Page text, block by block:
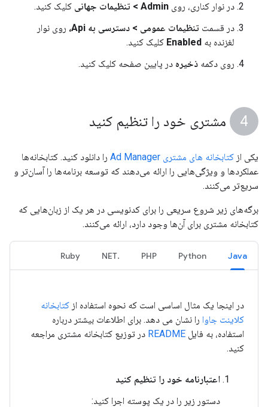
در نوار کناری، روی Admin > تنظیمات جهانی
کلیک کنید.
در قسمت تنظیمات عمومی > دسترسی به Api،
روی نوار
لغزنده به Enabled کلیک کنید.
روی دکمه ذخیره در پایین صفحه کلیک کنید.
مشتری خود را تنظیم کنید
یکی از کتابخانه های مشتری Ad Manager
را دانلود کنید. کتابخانه‌ها
عملکردها و ویژگی‌هایی را ارائه می‌دهند که توسعه برنامه‌ها را آسان‌تر و
سریع‌تر می‌کنند.
برگه‌های زیر شروع سریعی را برای کدنویسی در هر یک از زبان‌هایی که
کتابخانه مشتری برای آن‌ها وجود دارد، ارائه می‌کنند.
Java
Python
PHP
.NET
Ruby
در اینجا یک مثال اساسی است که نحوه استفاده از کتابخانه
کلاینت جاوا را نشان می دهد. برای اطلاعات بیشتر درباره
استفاده، به فایل README در توزیع کتابخانه مشتری مراجعه
کنید.
اعتبارنامه خود را تنظیم کنید
دستور زیر را در یک پوسته اجرا کنید: